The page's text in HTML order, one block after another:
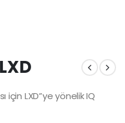
için LXD”ye yönelik IQ